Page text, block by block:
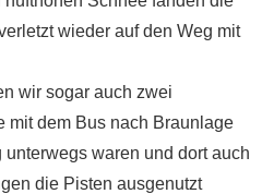
wieder auf den Weg mit
wir sogar auch zwei
mit dem Bus nach Braunlage
waren und dort auch
die Pisten ausgenutzt